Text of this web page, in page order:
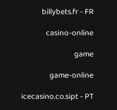
billybets.fr - FR
casino-online
game
game-online
icecasino.co.sipt - PT